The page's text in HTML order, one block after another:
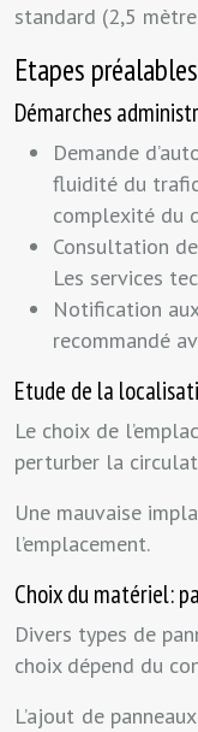
standard (2,5
Etapes
Démarches
Demande
fluidité du
complexité du
Consultation
Les services
Notification
recommandé
Etude de la
Le choix de
perturber la
Une mauvaise
l’emplacement.
Choix du matériel:
Divers types de
choix dépend du
L’ajout de